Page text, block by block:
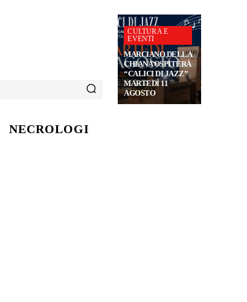
CULTURA E
EVENTI
MARCIANO DELLA
CHIANA OSPITERÀ
“CALICI DI JAZZ”
MARTEDÌ 11
AGOSTO
NECROLOGI